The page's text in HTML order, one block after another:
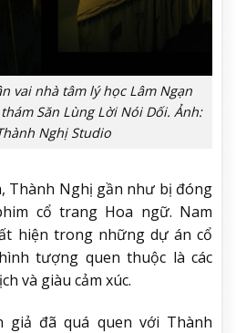
vai nhà tâm lý học Lâm Ngạn
Săn Lùng Lời Nói Dối. Ảnh:
Nghị Studio
Thành Nghị gần như bị đóng
cổ trang Hoa ngữ. Nam
hiện trong những dự án cổ
tượng quen thuộc là các
và giàu cảm xúc.
giả đã quá quen với Thành